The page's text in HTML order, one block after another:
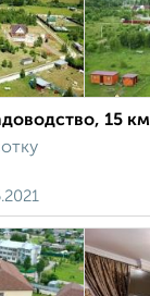
15